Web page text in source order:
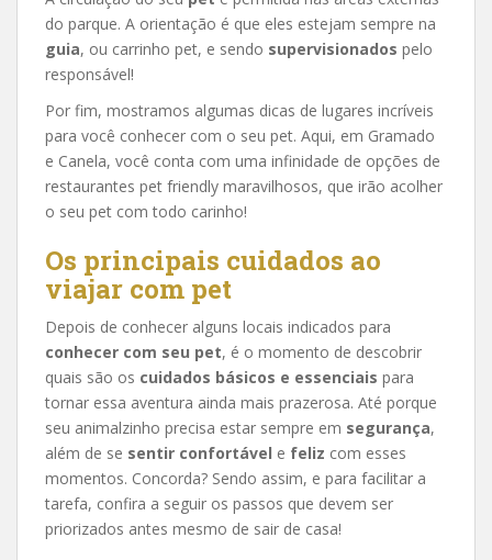
do parque. A orientação é que eles estejam sempre na
guia, ou carrinho pet, e sendo supervisionados pelo
responsável!
Por fim, mostramos algumas dicas de lugares incríveis
para você conhecer com o seu pet. Aqui, em Gramado
e Canela, você conta com uma infinidade de opções de
restaurantes pet friendly maravilhosos, que irão acolher
o seu pet com todo carinho!
Os principais cuidados ao
viajar com pet
Depois de conhecer alguns locais indicados para
conhecer com seu pet, é o momento de descobrir
quais são os cuidados básicos e essenciais para
tornar essa aventura ainda mais prazerosa. Até porque
seu animalzinho precisa estar sempre em segurança,
além de se sentir confortável e feliz com esses
momentos. Concorda? Sendo assim, e para facilitar a
tarefa, confira a seguir os passos que devem ser
priorizados antes mesmo de sair de casa!